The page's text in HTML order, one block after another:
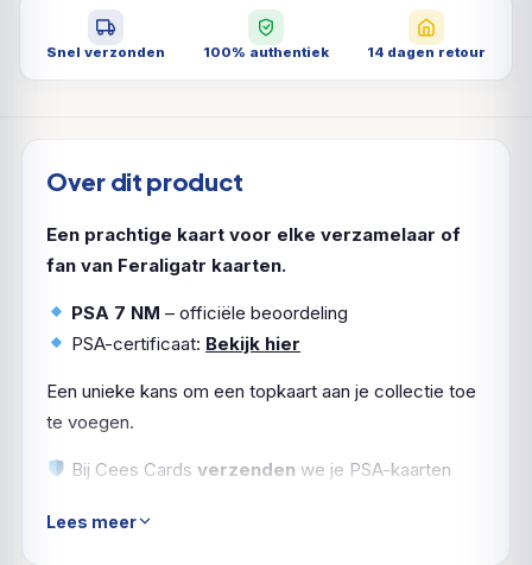
Snel verzonden 100% authentiek 14 dagen retour
Over dit product
Een prachtige kaart voor elke verzamelaar of
fan van Feraligatr kaarten.
PSA 7 NM– officiële beoordeling
PSA-certificaat: Bekijk hier
Een unieke kans om een topkaart aan je collectie toe
te voegen.
Bij Cees Cardsverzenden we je PSA-kaarten
komt jouw Feraligatr
Lees meer